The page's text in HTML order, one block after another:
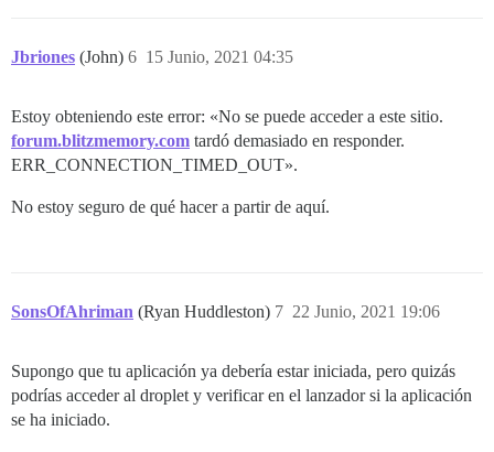
Jbriones (John) 15 Junio, 2021 04:35
6
Estoy obteniendo este error: «No se puede acceder a este sitio.
forum.blitzmemory.com tardó demasiado en responder.
ERR_CONNECTION_TIMED_OUT».
No estoy seguro de qué hacer a partir de aquí.
SonsOfAhriman (Ryan Huddleston) 22 Junio, 2021 19:06
7
Supongo que tu aplicación ya debería estar iniciada, pero quizás
podrías acceder al droplet y verificar en el lanzador si la aplicación
se ha iniciado.